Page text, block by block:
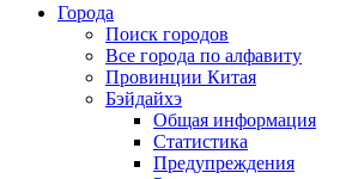
Города
Поиск городов
Все города по алфавиту
Провинции Китая
Бэйдайхэ
Общая информация
Статистика
Предупреждения